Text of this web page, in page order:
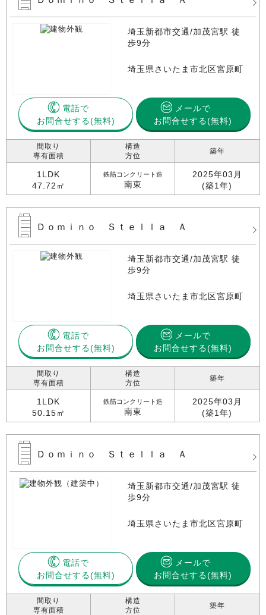
埼玉新都市交通/加茂宮駅 徒
歩9分
埼玉県さいたま市北区宮原町
電話で
お問合せする
メールで
お問合せする(無料)
間取り
専有面積
1LDK
47.72㎡
構造
方位
鉄筋コンクリート造
南東
築年
2025年03月
(築1年)
Ｄｏｍｉｎｏ Ｓｔｅｌｌａ Ａ
埼玉新都市交通/加茂宮駅 徒
歩9分
埼玉県さいたま市北区宮原町
電話で
お問合せする
メールで
お問合せする(無料)
間取り
専有面積
1LDK
50.15㎡
構造
方位
鉄筋コンクリート造
南東
築年
2025年03月
(築1年)
Ｄｏｍｉｎｏ Ｓｔｅｌｌａ Ａ
埼玉新都市交通/加茂宮駅 徒
歩9分
埼玉県さいたま市北区宮原町
電話で
お問合せする
メールで
お問合せする(無料)
間取り
専有面積
構造
方位
築年